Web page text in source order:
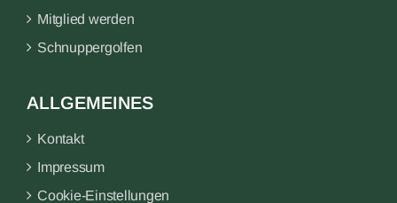
Mitglied werden
Schnuppergolfen
ALLGEMEINES
Kontakt
Impressum
Cookie-Einstellungen